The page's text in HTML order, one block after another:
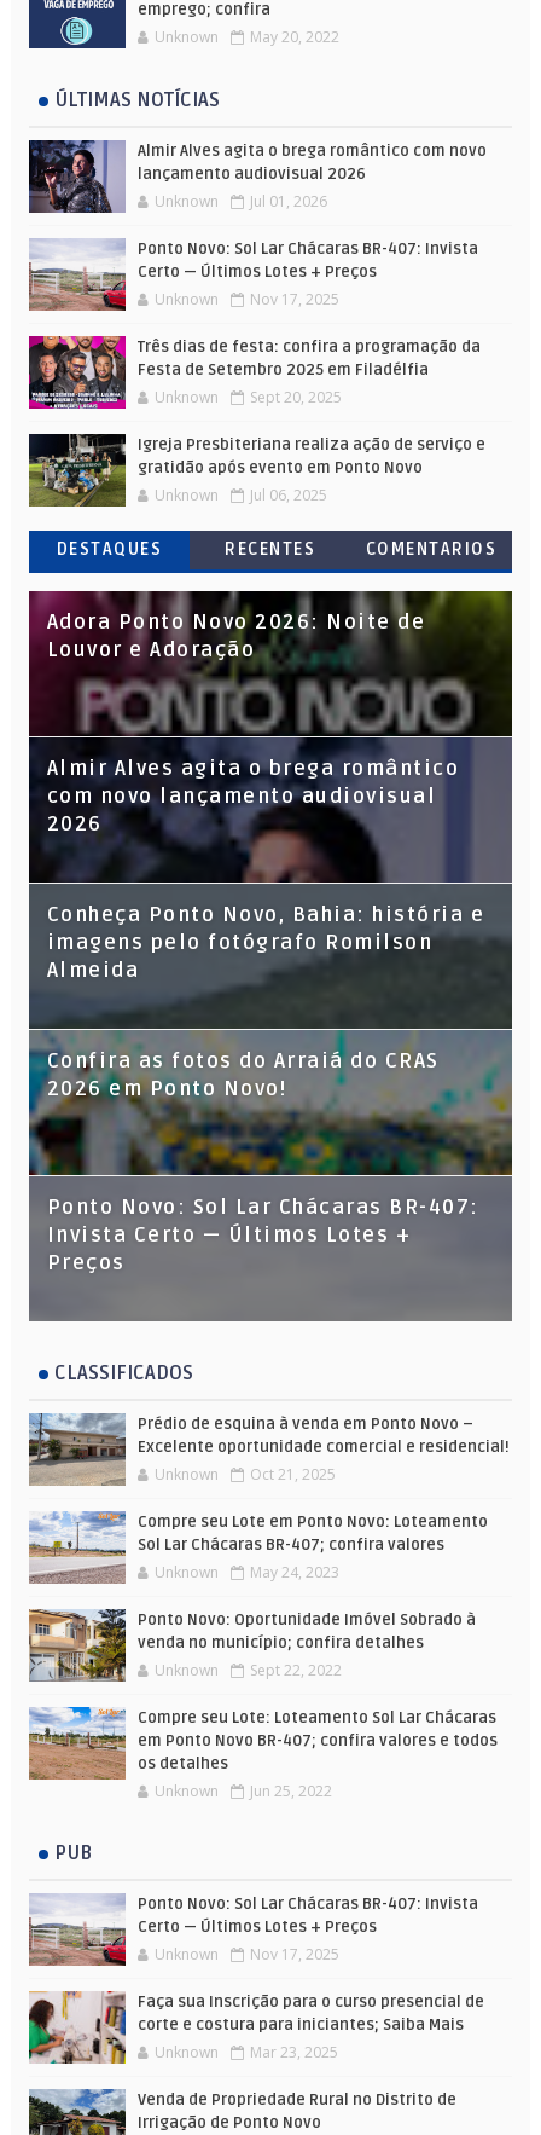
emprego; confira
Unknown May 20, 2022
ÚLTIMAS NOTÍCIAS
Almir Alves agita o brega romântico com novo
lançamento audiovisual 2026
Unknown Jul 01, 2026
Ponto Novo: Sol Lar Chácaras BR-407: Invista
Certo — Últimos Lotes + Preços
Unknown Nov 17, 2025
Três dias de festa: confira a programação da
Festa de Setembro 2025 em Filadélfia
Unknown Sept 20, 2025
Igreja Presbiteriana realiza ação de serviço e
gratidão após evento em Ponto Novo
Unknown Jul 06, 2025
DESTAQUES RECENTES COMENTARIOS
Adora Ponto Novo 2026: Noite de
Louvor e Adoração
Almir Alves agita o brega romântico
com novo lançamento audiovisual
2026
Conheça Ponto Novo, Bahia: história e
imagens pelo fotógrafo Romilson
Almeida
Confira as fotos do Arraiá do CRAS
2026 em Ponto Novo!
Ponto Novo: Sol Lar Chácaras BR-407:
Invista Certo — Últimos Lotes +
Preços
CLASSIFICADOS
Prédio de esquina à venda em Ponto Novo –
Excelente oportunidade comercial e residencial!
Unknown Oct 21, 2025
Compre seu Lote em Ponto Novo: Loteamento
Sol Lar Chácaras BR-407; confira valores
Unknown May 24, 2023
Ponto Novo: Oportunidade Imóvel Sobrado à
venda no município; confira detalhes
Unknown Sept 22, 2022
Compre seu Lote: Loteamento Sol Lar Chácaras
em Ponto Novo BR-407; confira valores e todos
os detalhes
Unknown Jun 25, 2022
PUB
Ponto Novo: Sol Lar Chácaras BR-407: Invista
Certo — Últimos Lotes + Preços
Unknown Nov 17, 2025
Faça sua Inscrição para o curso presencial de
corte e costura para iniciantes; Saiba Mais
Unknown Mar 23, 2025
Venda de Propriedade Rural no Distrito de
Irrigação de Ponto Novo